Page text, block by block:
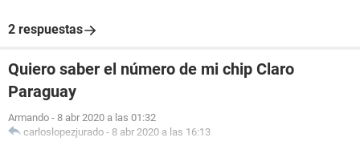
2 respuestas
Quiero saber el número de mi chip Claro
Paraguay
Armando - 8 abr 2020 a las 01:32
carloslopezjurado - 8 abr 2020 a las 16:13